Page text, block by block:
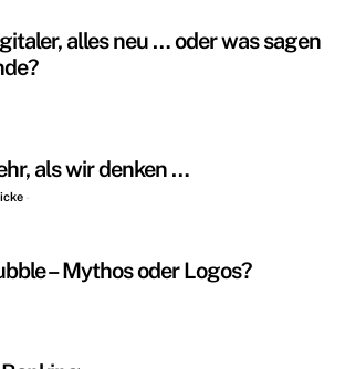
alles neu … oder was sagen
als wir denken …
-
– Mythos oder Logos?